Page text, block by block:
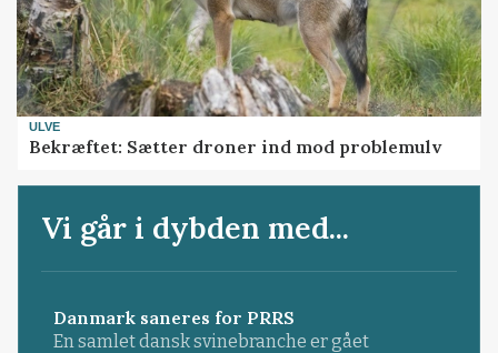
ULVE
Bekræftet: Sætter droner ind mod problemulv
Vi går i dybden med...
Danmark saneres for PRRS
En samlet dansk svinebranche er gået